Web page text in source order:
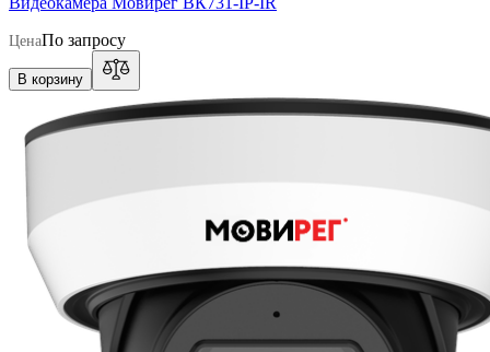
ЦенаПо запросу
В корзину